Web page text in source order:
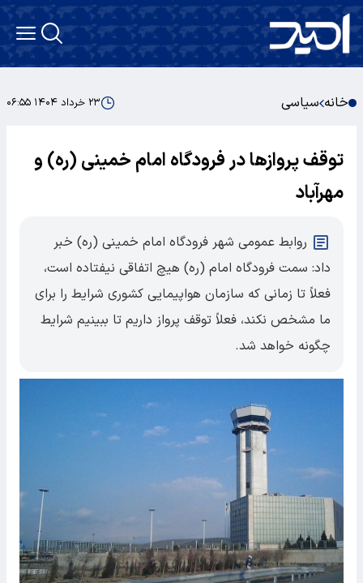
خانه سیاسی ۲۳ خرداد ۱۴۰۴ ۰۶:۵۵
توقف پروازها در فرودگاه امام خمینی (ره) و
مهرآباد
روابط عمومی شهر فرودگاه امام خمینی (ره) خبر
داد: سمت فرودگاه امام (ره) هیچ اتفاقی نیفتاده است،
فعلاً تا زمانی که سازمان هواپیمایی کشوری شرایط را برای
ما مشخص نکند، فعلاً توقف پرواز داریم تا ببینیم شرایط
چگونه خواهد شد.